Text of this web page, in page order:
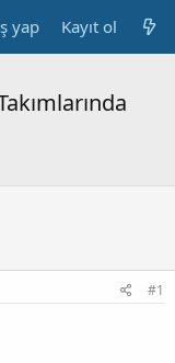
yap Kayıt ol
#1